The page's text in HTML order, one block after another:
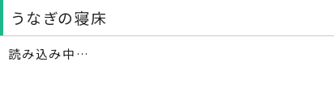
うなぎの寝床
読み込み中…